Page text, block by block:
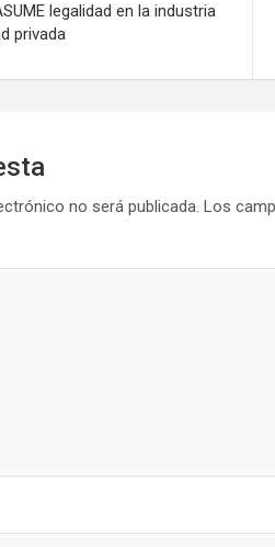
legalidad en la industria
privada
no será publicada. Los